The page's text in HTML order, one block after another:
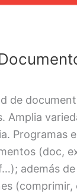
de
Programas
(doc,
además